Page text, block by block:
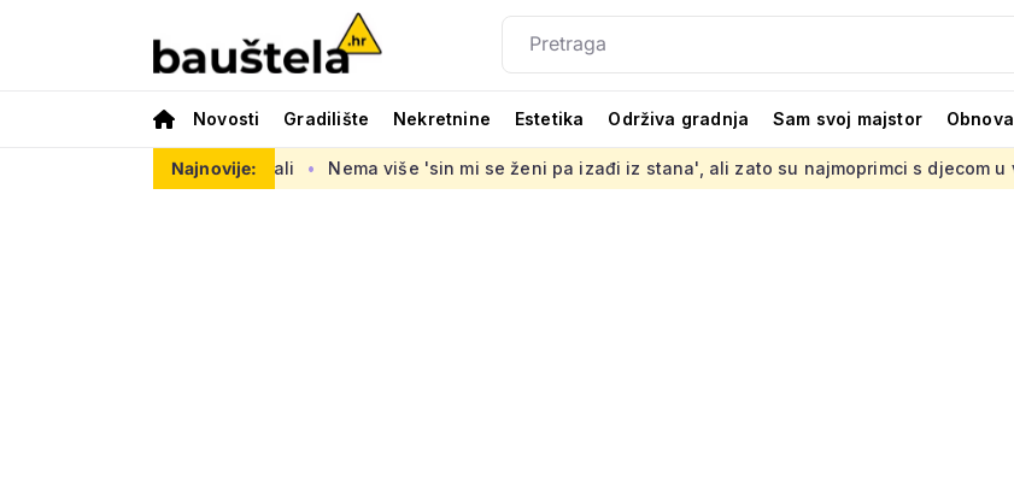
Novosti Gradilište Nekretnine Estetika Održiva gradnja Sam svoj majstor Obnova
Najnovije:
Nema više 'sin mi se ženi pa izađi iz stana', ali zato su najmoprimci s djecom u velikom problemu